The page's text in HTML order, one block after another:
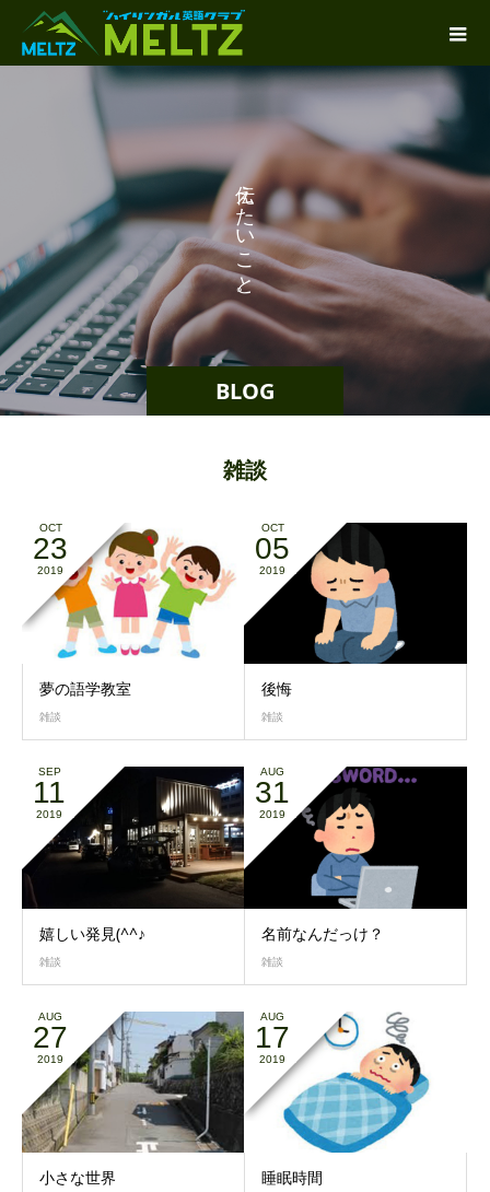
BLOG
え
た
い
こ
と
。
り
雑談
OCT
23
2019
夢の語学教室
雑談
OCT
05
2019
後悔
雑談
SEP
11
2019
嬉しい発見(^^♪
雑談
AUG
31
2019
名前なんだっけ？
雑談
AUG
27
2019
小さな世界
AUG
17
2019
睡眠時間